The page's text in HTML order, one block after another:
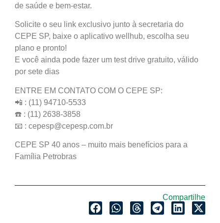
de saúde e bem-estar.
Solicite o seu link exclusivo junto à secretaria do
CEPE SP, baixe o aplicativo wellhub, escolha seu
plano e pronto!
E você ainda pode fazer um test drive gratuito, válido
por sete dias
ENTRE EM CONTATO COM O CEPE SP:
📲 : (11) 94710-5533
☎️ : (11) 2638-3858
📧 : cepesp@cepesp.com.br
CEPE SP 40 anos – muito mais benefícios para a
Família Petrobras
Compartilhe